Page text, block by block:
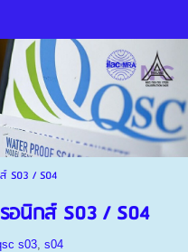
อส ซี จำกัด
Limited
S03 / S04
อนิกส์ S03 / S04
s03, s04